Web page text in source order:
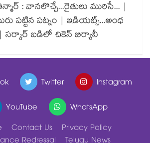
: వానలొచ్చే...రైతులు మురిసే... |
పట్టిన పట్నం | ఇడియట్స్...అంధ
| సర్కార్ బడిలో చికెన్ బిర్యానీ
Twitter
Instagram
YouTube
WhatsApp
Contact Us
Privacy Policy